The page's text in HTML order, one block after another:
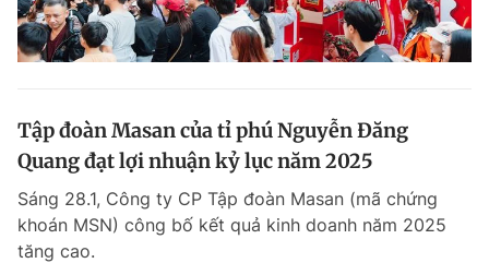
Tập đoàn Masan của tỉ phú Nguyễn Đăng
Quang đạt lợi nhuận kỷ lục năm 2025
Sáng 28.1, Công ty CP Tập đoàn Masan (mã chứng
khoán MSN) công bố kết quả kinh doanh năm 2025
tăng cao.